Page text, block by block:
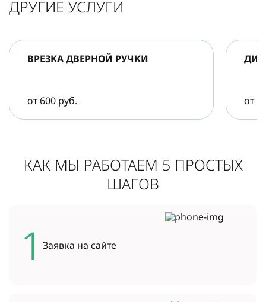
ДРУГИЕ УСЛУГИ
ВРЕЗКА ДВЕРНОЙ РУЧКИ
от 600 руб. от
КАК МЫ РАБОТАЕМ 5 ПРОСТЫХ
ШАГОВ
1 Заявка на сайте